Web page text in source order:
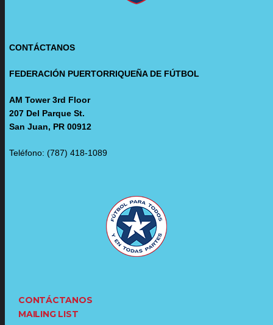
CONTÁCTANOS
FEDERACIÓN PUERTORRIQUEÑA DE FÚTBOL
AM Tower 3rd Floor
207 Del Parque St.
San Juan, PR 00912
Teléfono: (787) 418-1089
CONTÁCTANOS
MAILING LIST